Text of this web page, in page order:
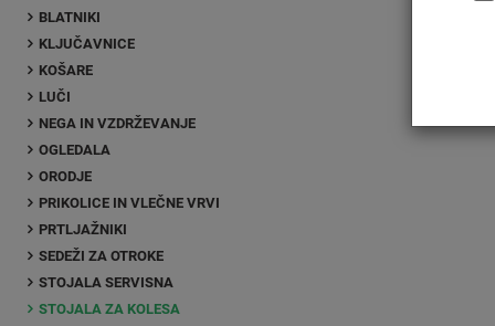
BLATNIKI
KLJUČAVNICE
KOŠARE
LUČI
NEGA IN VZDRŽEVANJE
OGLEDALA
ORODJE
PRIKOLICE IN VLEČNE VRVI
PRTLJAŽNIKI
SEDEŽI ZA OTROKE
STOJALA SERVISNA
STOJALA ZA KOLESA